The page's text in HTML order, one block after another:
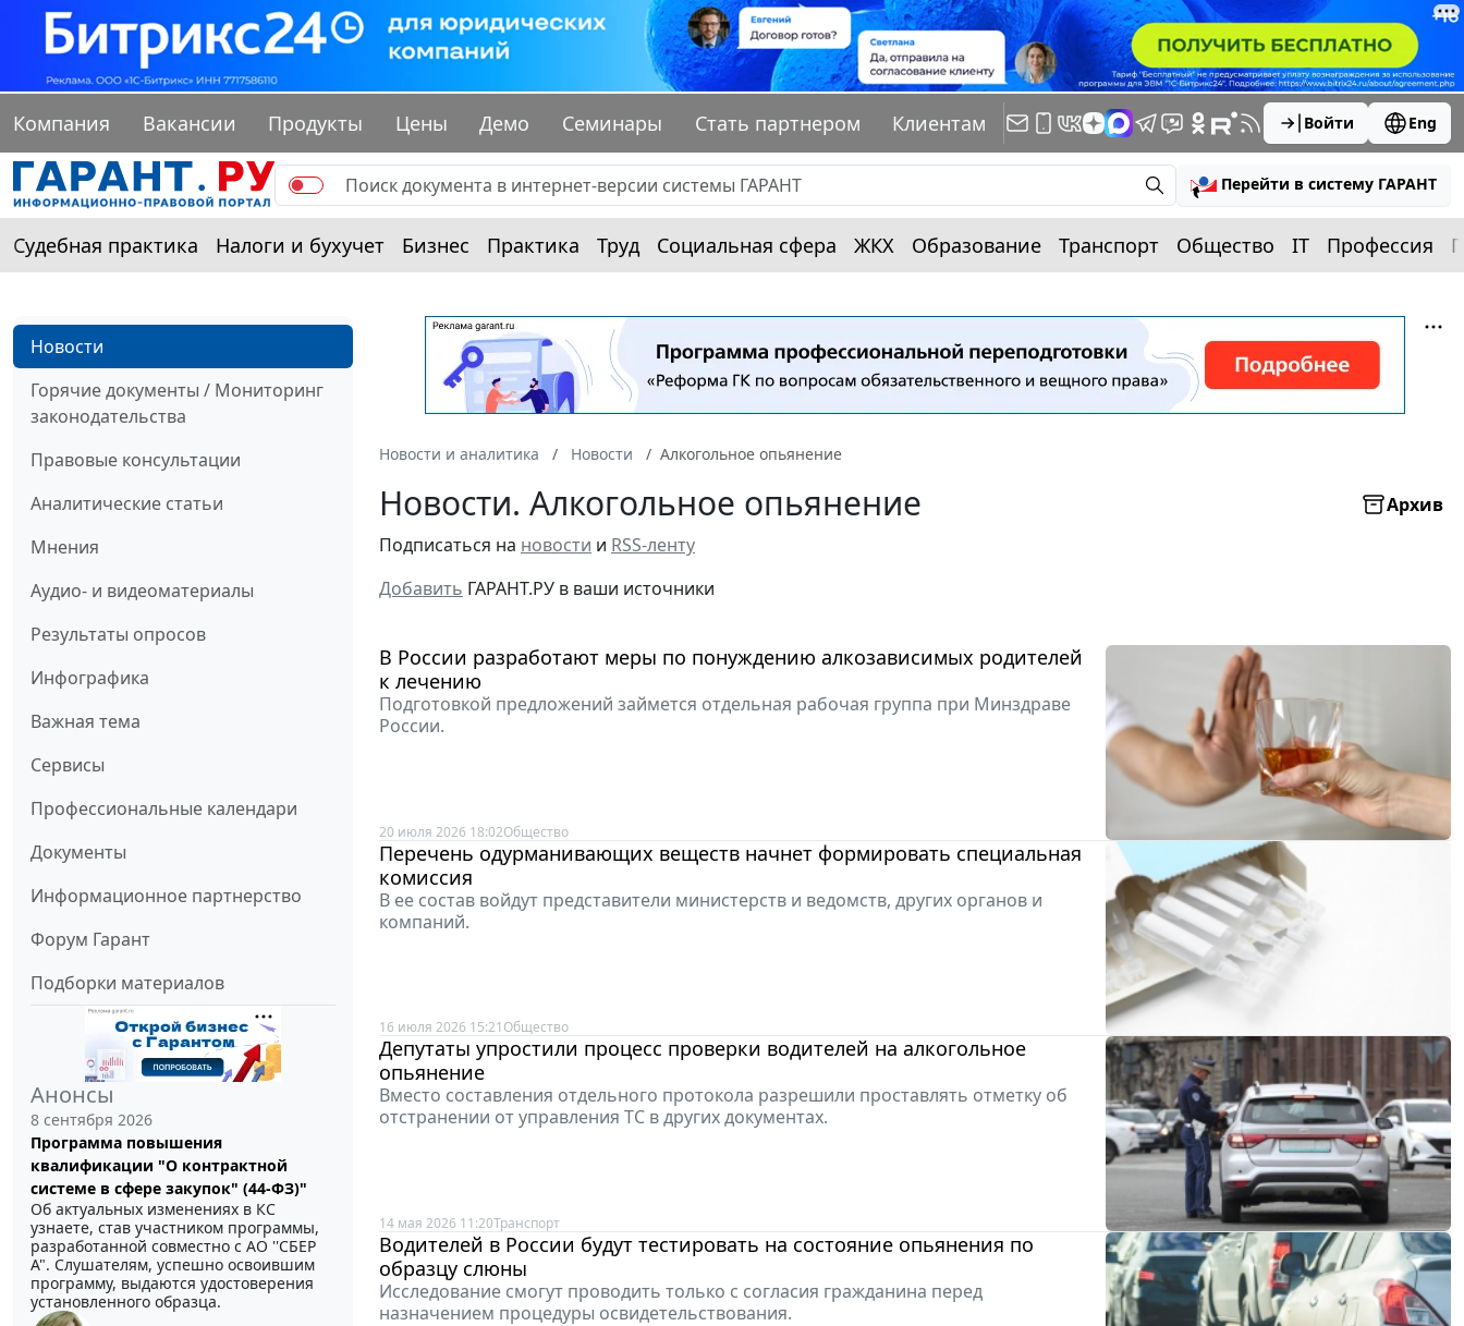
Компания Вакансии Продукты Цены Демо Семинары Стать партнером Клиентам Войти Eng
Перейти в систему ГАРАНТ
Судебная практика Налоги и бухучет Бизнес Практика Труд Социальная сфера ЖКХ Образование Транспорт Общество IT Профессия
Новости
Горячие документы / Мониторинг
законодательства
Правовые консультации
Аналитические статьи
Мнения
Аудио- и видеоматериалы
Результаты опросов
Инфографика
Важная тема
Сервисы
Профессиональные календари
Документы
Информационное партнерство
Форум Гарант
Подборки материалов
Анонсы
8 сентября 2026
Программа повышения
квалификации "О контрактной
системе в сфере закупок" (44-ФЗ)"
Об актуальных изменениях в КС
узнаете, став участником программы,
разработанной совместно с АО ''СБЕР
А". Слушателям, успешно освоившим
программу, выдаются удостоверения
установленного образца.
Новости и аналитика Новости Алкогольное опьянение
Новости. Алкогольное опьянение
Архив
Подписаться на новости и RSS-ленту
Добавить ГАРАНТ.РУ в ваши источники
В России разработают меры по понуждению алкозависимых родителей
к лечению
Подготовкой предложений займется отдельная рабочая группа при Минздраве
России.
20 июля 2026 18:02Общество
Перечень одурманивающих веществ начнет формировать специальная
комиссия
В ее состав войдут представители министерств и ведомств, других органов и
компаний.
16 июля 2026 15:21 Общество
Депутаты упростили процесс проверки водителей на алкогольное
опьянение
Вместо составления отдельного протокола разрешили проставлять отметку об
отстранении от управления ТС в других документах.
14 мая 2026 11:20Транспорт
Водителей в России будут тестировать на состояние опьянения по
образцу слюны
Исследование смогут проводить только с согласия гражданина перед
назначением процедуры освидетельствования.